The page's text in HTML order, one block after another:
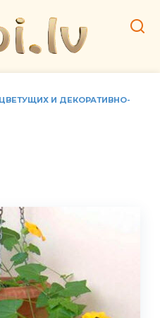
И ДЕКОРАТИВНО-